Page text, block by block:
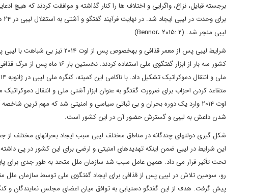
برجسته قبایل، نزاع، واگرایی و اختلاف‏ ها را کنار گذاشته و موافقت کردند که هیچ
لیبی منجر شد. (Bennor، ۲۰۱۵: ۲)
شرایط لیبی پس از معمر قذافی و
متقاعد کردن احزاب برای ضرورت گفتگو به ‏عنوان ابزار آشتی ملی و انتقال
اوت ۲۰۱۴ وارد یک دوره بحران و بی ثباتی سیاسی و امنیتی شد که مهم‏
شدن داعش به لیبی و گسترش حضور آن در این کشور است.
شکل‏ گیری دولت‏های چندگانه در مناطق مختلف لیبی سبب ایجاد بحران‏های مختلف
این شرایط در لیبی ضمن اینکه تهدیدهای امنیتی و ارضی برای این کشور در پی
تحت تأثیر قرار می ‏داد. همین عامل سبب شد سازمان ملل متحد به طور جدی برای
رو، سومین تلاش در لیبی پس از قذافی برای ایجاد گفتگوی ملی توسط سازمان ملل
پیش گرفت. هدف از این گفتگو دستیابی به توافق میان اعضای مجلس نمایندگان و